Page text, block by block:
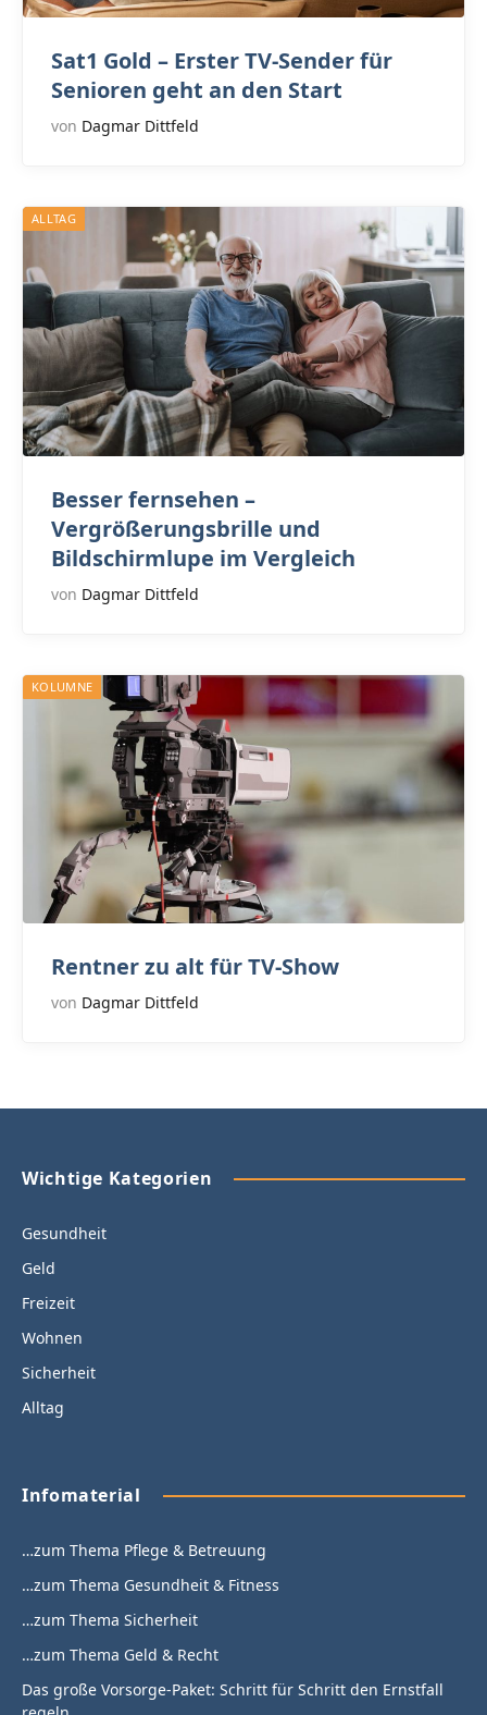
Sat1 Gold – Erster TV-Sender für
Senioren geht an den Start
von Dagmar Dittfeld
ALLTAG
Besser fernsehen –
Vergrößerungsbrille und
Bildschirmlupe im Vergleich
von Dagmar Dittfeld
KOLUMNE
Rentner zu alt für TV-Show
von Dagmar Dittfeld
Wichtige Kategorien
Gesundheit
Geld
Freizeit
Wohnen
Sicherheit
Alltag
Infomaterial
…zum Thema Pflege & Betreuung
…zum Thema Gesundheit & Fitness
…zum Thema Sicherheit
…zum Thema Geld & Recht
Das große Vorsorge-Paket: Schritt für Schritt den Ernstfall